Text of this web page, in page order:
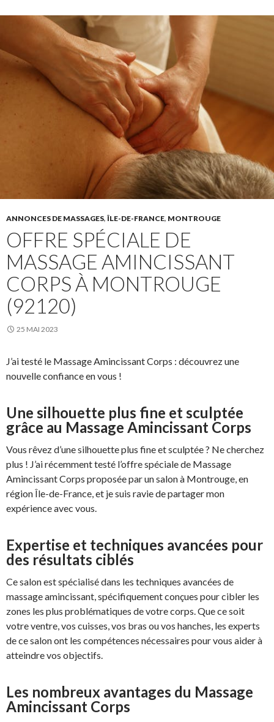
ANNONCES DE MASSAGES, ÎLE-DE-FRANCE, MONTROUGE
OFFRE SPÉCIALE DE
MASSAGE AMINCISSANT
CORPS À MONTROUGE
(92120)
25 MAI 2023
J’ai testé le Massage Amincissant Corps : découvrez une
nouvelle confiance en vous !
Une silhouette plus fine et sculptée
grâce au Massage Amincissant Corps
Vous rêvez d’une silhouette plus fine et sculptée ? Ne cherchez
plus ! J’ai récemment testé l’offre spéciale de Massage
Amincissant Corps proposée par un salon à Montrouge, en
région Île-de-France, et je suis ravie de partager mon
expérience avec vous.
Expertise et techniques avancées pour
des résultats ciblés
Ce salon est spécialisé dans les techniques avancées de
massage amincissant, spécifiquement conçues pour cibler les
zones les plus problématiques de votre corps. Que ce soit
votre ventre, vos cuisses, vos bras ou vos hanches, les experts
de ce salon ont les compétences nécessaires pour vous aider à
atteindre vos objectifs.
Les nombreux avantages du Massage
Amincissant Corps